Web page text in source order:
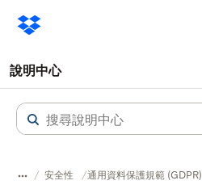
說明中心
安全性 通用資料保護規範 (GDPR)